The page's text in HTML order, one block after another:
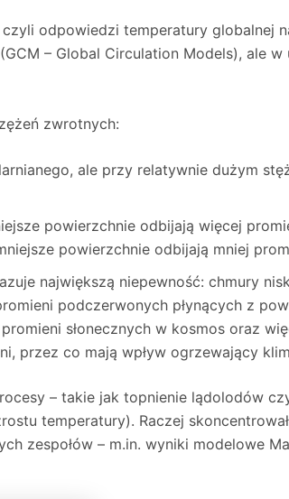
odpowiedzi temperatury globalnej
– Global Circulation Models), ale
zwrotnych:
ale przy relatywnie dużym
powierzchnie odbijają więcej
powierzchnie odbijają mniej
największą niepewność: chmury
podczerwonych płynących z
słonecznych w kosmos oraz
przez co mają wpływ ogrzewający
– takie jak topnienie lądolodów
temperatury). Raczej
zespołów – m.in. wyniki modelowe